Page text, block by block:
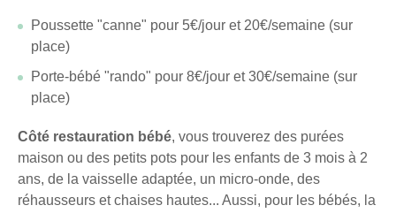
Poussette "canne" pour 5€/jour et 20€/semaine (sur
place)
Porte-bébé "rando" pour 8€/jour et 30€/semaine (sur
place)
Côté restauration bébé, vous trouverez des purées
maison ou des petits pots pour les enfants de 3 mois à 2
ans, de la vaisselle adaptée, un micro-onde, des
réhausseurs et chaises hautes... Aussi, pour les bébés, la
15
jours,
directement
dans
boîte
mail,
toutes
les